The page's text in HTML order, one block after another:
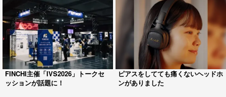
FINCHI主催「IVS2026」トークセ
ッションが話題に！
ピアスをしてても痛くないヘッドホ
ンがありました